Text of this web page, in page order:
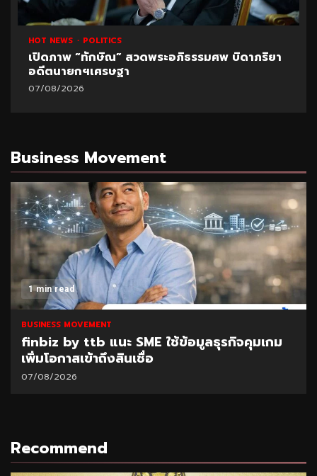
HOT NEWS POLITICS
เปิดภาพ “ทักษิณ” สวดพระอภิธรรมศพ บิดาภริยา
อดีตนายกฯเศรษฐา
07/08/2026
Business Movement
1 min read
BUSINESS MOVEMENT
finbiz by ttb แนะ SME ใช้ข้อมูลธุรกิจคุมเกม
เพิ่มโอกาสเข้าถึงสินเชื่อ
07/08/2026
Recommend